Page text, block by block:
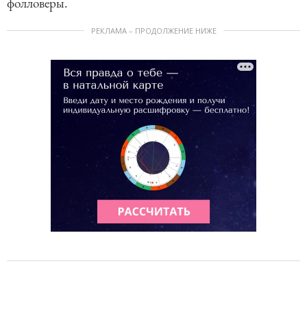
РЕКЛАМА – ПРОДОЛЖЕНИЕ НИЖЕ